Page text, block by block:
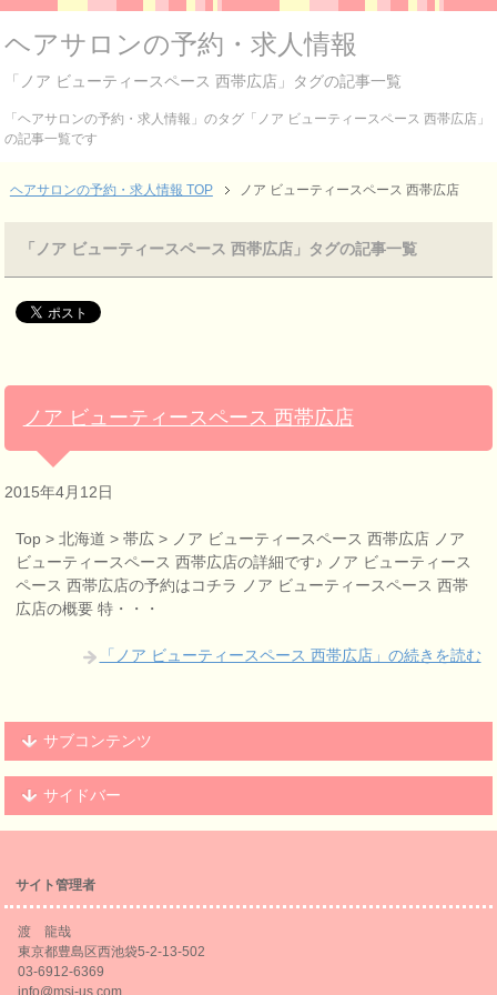
ヘアサロンの予約・求人情報
「ノア ビューティースペース 西帯広店」タグの記事一覧
「ヘアサロンの予約・求人情報」のタグ「ノア ビューティースペース 西帯広店」
の記事一覧です
ヘアサロンの予約・求人情報 TOP ノア ビューティースペース 西帯広店
「ノア ビューティースペース 西帯広店」タグの記事一覧
ノア ビューティースペース 西帯広店
2015年4月12日
Top > 北海道 > 帯広 > ノア ビューティースペース 西帯広店 ノア
ビューティースペース 西帯広店の詳細です♪ ノア ビューティース
ペース 西帯広店の予約はコチラ ノア ビューティースペース 西帯
広店の概要 特・・・
「ノア ビューティースペース 西帯広店」の続きを読む
サブコンテンツ
サイドバー
サイト管理者
渡 龍哉
東京都豊島区西池袋5-2-13-502
03-6912-6369